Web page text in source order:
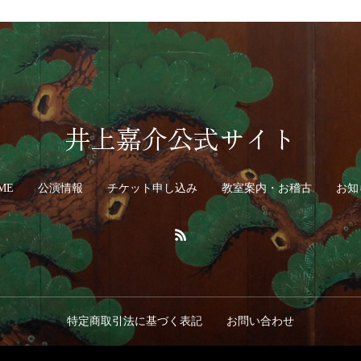
井上嘉介公式サイト
公演情報 チケット申し込み 教室案内・お稽古 お知
特定商取引法に基づく表記 お問い合わせ